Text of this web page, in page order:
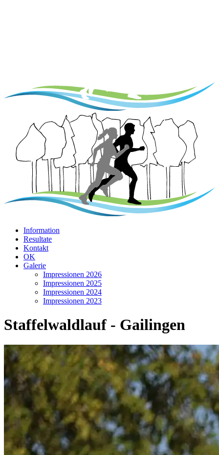
Information
Resultate
Kontakt
OK
Galerie
Impressionen 2026
Impressionen 2025
Impressionen 2024
Impressionen 2023
Staffelwaldlauf - Gailingen